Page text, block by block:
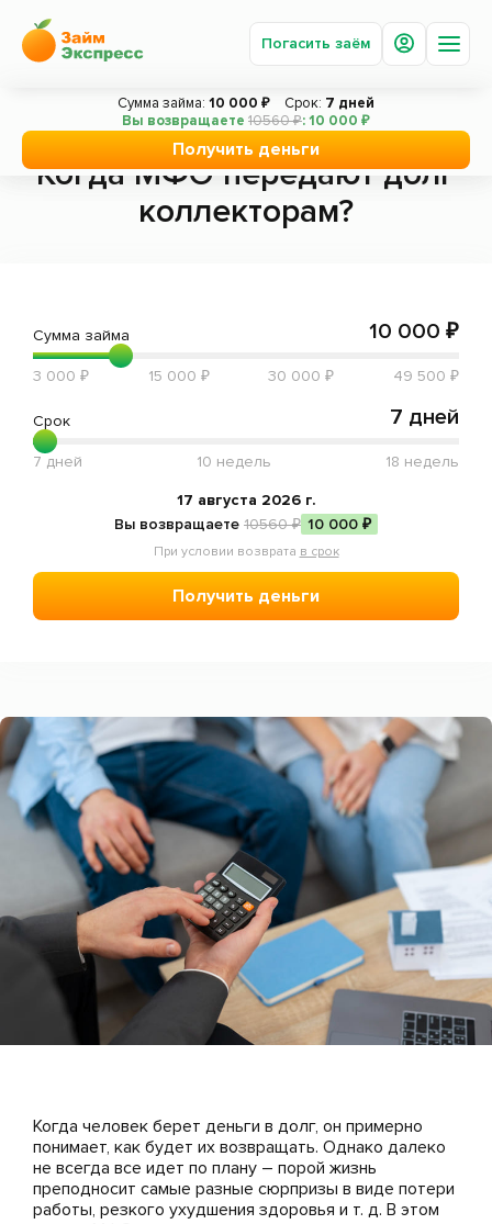
Погасить заём
Получить деньги
Погасить заём
О компании
Сотрудничество
Отзывы
Сумма займа: 10 000 ₽ Срок: 7 дней
Вы возвращаете 10560 ₽: 10 000 ₽
Получить деньги
Главная Статьи Когда МФО передают долг коллекторам?
Когда МФО передают долг
коллекторам?
Когда человек берет деньги в долг, он примерно
понимает, как будет их возвращать. Однако далеко
не всегда все идет по плану – порой жизнь
преподносит самые разные сюрпризы в виде потери
работы, резкого ухудшения здоровья и т. д. В этом
Сумма займа 10 000 ₽
3 000 ₽ 15 000 ₽ 30 000 ₽ 49 500 ₽
Срок 7 дней
7 дней 10 недель 18 недель
17 августа 2026 г.
Вы возвращаете 10560 ₽ 10 000 ₽
При условии возврата в срок
Получить деньги